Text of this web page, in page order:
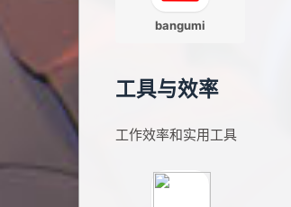
bangumi
工具与效率
工作效率和实用工具